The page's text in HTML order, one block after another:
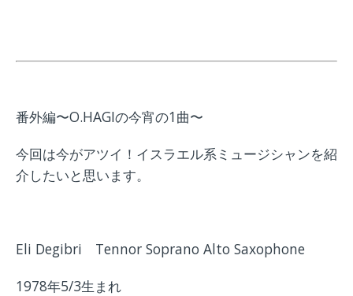
番外編〜O.HAGIの今宵の1曲〜
今回は今がアツイ！イスラエル系ミュージシャンを紹
介したいと思います。
Eli Degibri Tennor Soprano Alto Saxophone
1978年5/3生まれ